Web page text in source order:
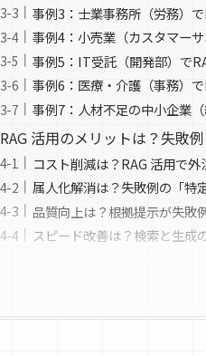
事例3：士業事務所（労務）
事例4：小売業（カスタマー
事例5：IT受託（開発部）で
事例6：医療・介護（事務）
事例7：人材不足の中小企業
RAG 活用のメリットは？失敗
コスト削減は？RAG 活用で外
属人化解消は？失敗例の「特
品質向上は？根拠提示が失敗
スピード改善は？検索と生成